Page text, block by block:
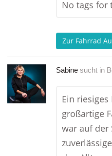
No tags for
Zur Fahrrad
Sabine sucht in
Ein
großartige
war auf der